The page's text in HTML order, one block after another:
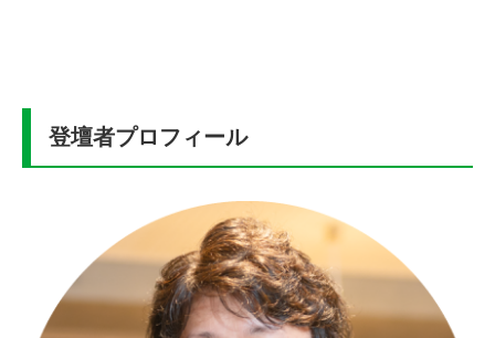
登壇者プロフィール